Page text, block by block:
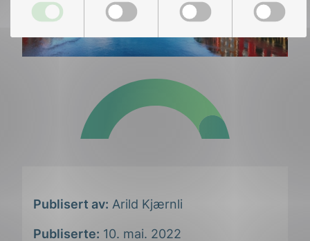
Publisert av: Arild Kjærnli
Publiserte: 10. mai. 2022